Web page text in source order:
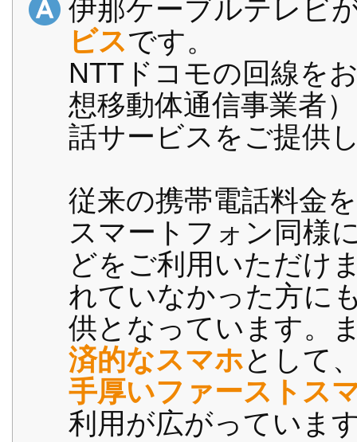
伊那ケーブルテレビ
ビスです。
NTTドコモの回線を
想移動体通信事業者
話サービスをご提供
従来の携帯電話料金
スマートフォン同様
どをご利用いただけ
れていなかった方に
供となっています。
済的なスマホとして
手厚いファーストス
利用が広がっていま